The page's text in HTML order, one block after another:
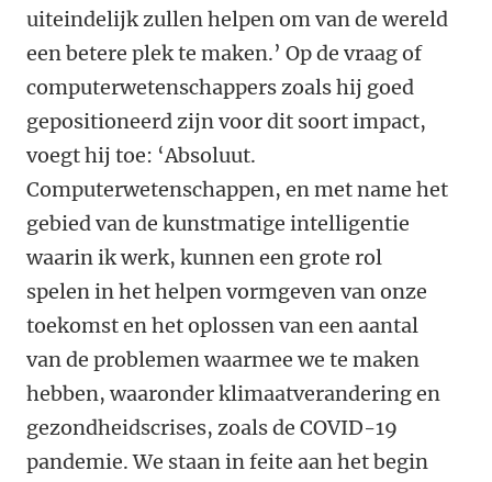
uiteindelijk zullen helpen om van de wereld
een betere plek te maken.’ Op de vraag of
computerwetenschappers zoals hij goed
gepositioneerd zijn voor dit soort impact,
voegt hij toe: ‘Absoluut.
Computerwetenschappen, en met name het
gebied van de kunstmatige intelligentie
waarin ik werk, kunnen een grote rol
spelen in het helpen vormgeven van onze
toekomst en het oplossen van een aantal
van de problemen waarmee we te maken
hebben, waaronder klimaatverandering en
gezondheidscrises, zoals de COVID-19
pandemie. We staan in feite aan het begin